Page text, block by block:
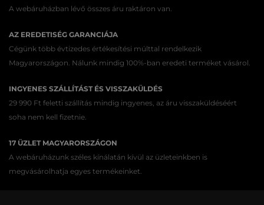
A webáruházban lévő összes áru raktáron van.
AZ EREDETISÉG GARANCIÁJA
Cégünk több évtizedes értékesítési múlttal rendelkezik
Magyarországon. Nálunk mindig 100%-ban eredeti terméket vásárol.
INGYENES SZÁLLÍTÁST ÉS VISSZAKÜLDÉS
29 990 Ft feletti szállítás mindig ingyenes, az áru visszaküldéséért
soha nem kell fizetnie.
17 ÜZLET MAGYARORSZÁGON
A webáruházunk széles kínálatán kívül az üzleteinkben is
megvásárolhatja egyes termékeinket.